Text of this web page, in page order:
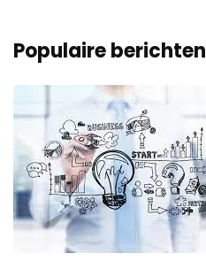
Populaire berichten